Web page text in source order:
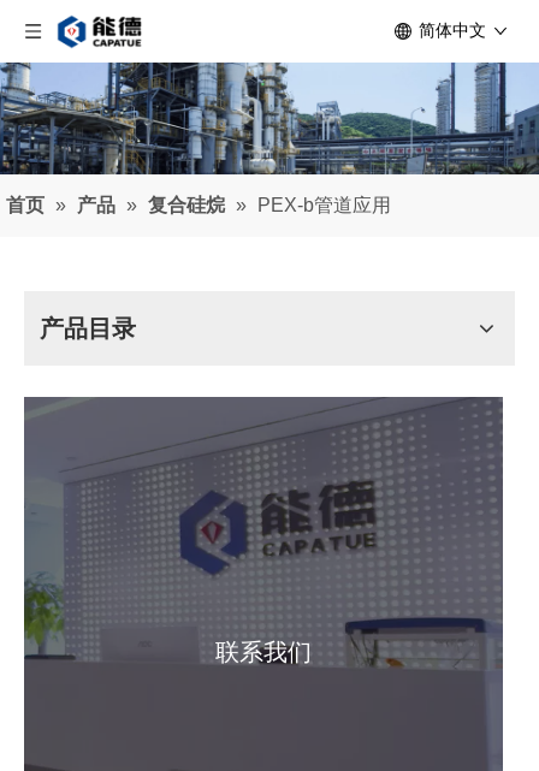
简体中文
首页 » 产品 » 复合硅烷 » PEX-b管道应用
产品目录
联系我们